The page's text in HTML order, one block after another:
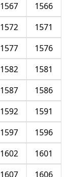
1566
1567
1571
1572
1576
1577
1581
1582
1586
1587
1591
1592
1596
1597
1601
1602
1606
1607